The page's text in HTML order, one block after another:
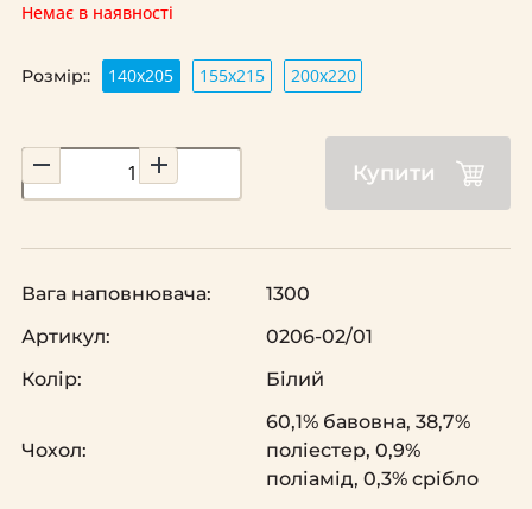
Немає в наявності
Розмір:: 140х205 155х215 200х220
Купити
Вага наповнювача:
1300
Артикул:
0206-02/01
Колір:
Білий
Чохол:
60,1% бавовна, 38,7%
поліестер, 0,9%
поліамід, 0,3% срібло